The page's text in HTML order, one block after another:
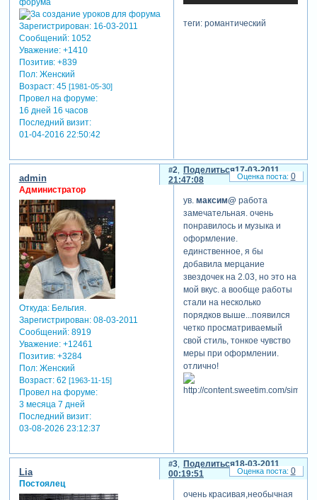
Зарегистрирован: 16-03-2011
Сообщений:1052
Уважение: +1410
Позитив: +839
Пол:Женский
Возраст:45 [1981-05-30]
Провел на форуме:
16 дней 16 часов
Последний визит:
01-04-2016 22:50:42
теги: романтический
Поделиться
2
17-03-2011
21:47:08
admin
Администратор
Откуда:Бельгия.
Зарегистрирован: 08-03-2011
Сообщений:8919
Уважение: +12461
Позитив: +3284
Пол:Женский
Возраст:62 [1963-11-15]
Провел на форуме:
3 месяца 7 дней
Последний визит:
03-08-2026 23:12:37
ув. максим@ работа
замечательная. очень
понравилось и музыка и
оформление.
единственное, я бы
добавила мерцание
звездочек на 2.03, но это на
мой вкус. а вообще работы
стали на несколько
порядков выше...появился
четко просматриваемый
свой стиль, тонкое чувство
меры при оформлении.
отлично!
0
Поделиться
3
18-03-2011
00:19:51
Lia
Постоялец
очень красивая,необычная
0